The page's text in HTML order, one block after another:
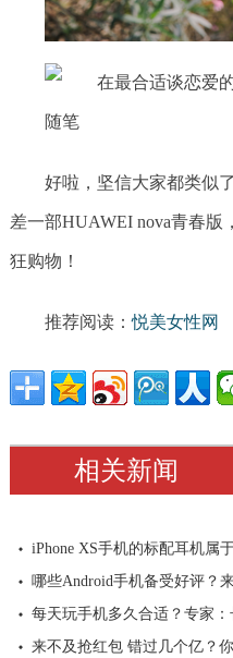
好啦，坚信大家都类似
差一部HUAWEI nova青春版
狂购物！
推荐阅读：悦美女性网
相关新闻
iPhone XS手机的标配耳机属
哪些Android手机备受好评？
每天玩手机多久合适？专家
来不及抢红包 错过几个亿？